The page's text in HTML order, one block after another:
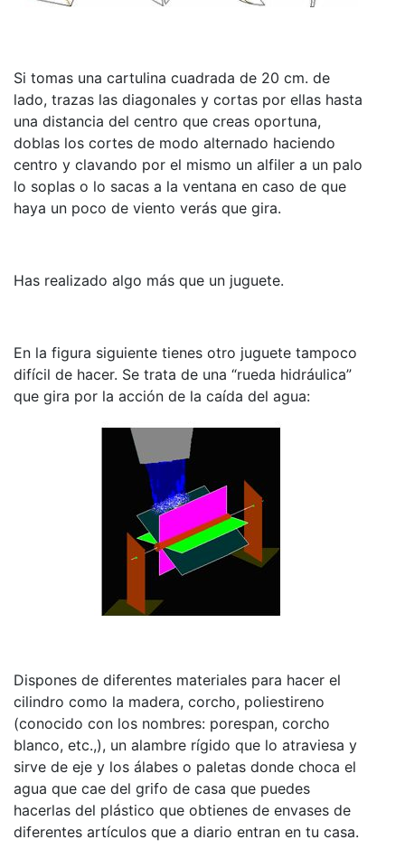
Si tomas una cartulina cuadrada de 20 cm. de
lado, trazas las diagonales y cortas por ellas hasta
una distancia del centro que creas oportuna,
doblas los cortes de modo alternado haciendo
centro y clavando por el mismo un alfiler a un palo
lo soplas o lo sacas a la ventana en caso de que
haya un poco de viento verás que gira.
Has realizado algo más que un juguete.
En la figura siguiente tienes otro juguete tampoco
difícil de hacer. Se trata de una “rueda hidráulica”
que gira por la acción de la caída del agua:
Dispones de diferentes materiales para hacer el
cilindro como la madera, corcho, poliestireno
(conocido con los nombres: porespan, corcho
blanco, etc.,), un alambre rígido que lo atraviesa y
sirve de eje y los álabes o paletas donde choca el
agua que cae del grifo de casa que puedes
hacerlas del plástico que obtienes de envases de
diferentes artículos que a diario entran en tu casa.